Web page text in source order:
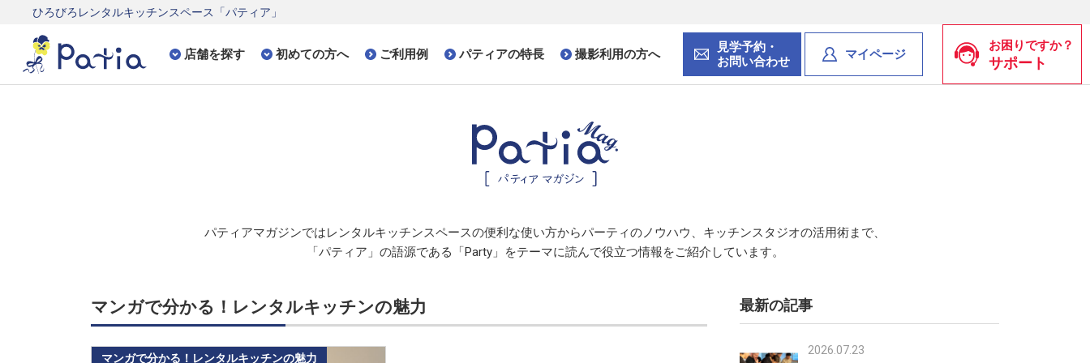
ひろびろレンタルキッチンスペース「パティア」
店舗を探す 初めての方へ ご利用例 パティアの特長 撮影利用の方へ
見学予約・
お問い合わせ
マイページ
お困りですか？
サポート
パティアマガジンではレンタルキッチンスペースの便利な使い方からパーティのノウハウ、 キッチンスタジオの活用術まで、
「パティア」の語源である「Party」をテーマに読んで役立つ情報をご紹介しています。
マンガで分かる！レンタルキッチンの魅力
マンガで分かる！レンタルキッチンの魅力
最新の記事
2026.07.23